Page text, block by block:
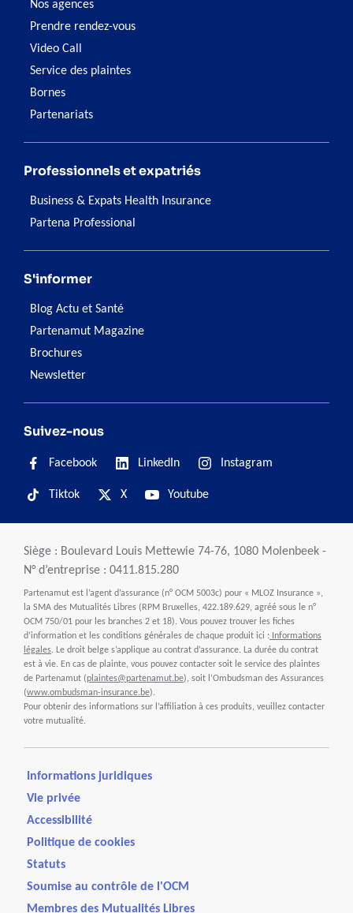
Nos agences
Prendre rendez-vous
Video Call
Service des plaintes
Bornes
Partenariats
Professionnels et expatriés
Business & Expats Health Insurance
Partena Professional
S'informer
Blog Actu et Santé
Partenamut Magazine
Brochures
Newsletter
Suivez-nous
Facebook LinkedIn Instagram
Tiktok X Youtube
Siège : Boulevard Louis Mettewie 74-76, 1080 Molenbeek -
N° d’entreprise : 0411.815.280
Partenamut est l’agent d’assurance (n° OCM 5003c) pour « MLOZ Insurance »,
la SMA des Mutualités Libres (RPM Bruxelles, 422.189.629, agréé sous le n°
OCM 750/01 pour les branches 2 et 18). Vous pouvez trouver les fiches
d’information et les conditions générales de chaque produit ici : Informations
légales. Le droit belge s’applique au contrat d’assurance. La durée du contrat
est à vie. En cas de plainte, vous pouvez contacter soit le service des plaintes
de Partenamut (plaintes@partenamut.be), soit l’Ombudsman des Assurances
(www.ombudsman-insurance.be).
Pour obtenir des informations sur l’affiliation à ces produits, veuillez contacter
votre mutualité.
Informations juridiques
Vie privée
Accessibilité
Politique de cookies
Statuts
Soumise au contrôle de l'OCM
Membres des Mutualités Libres